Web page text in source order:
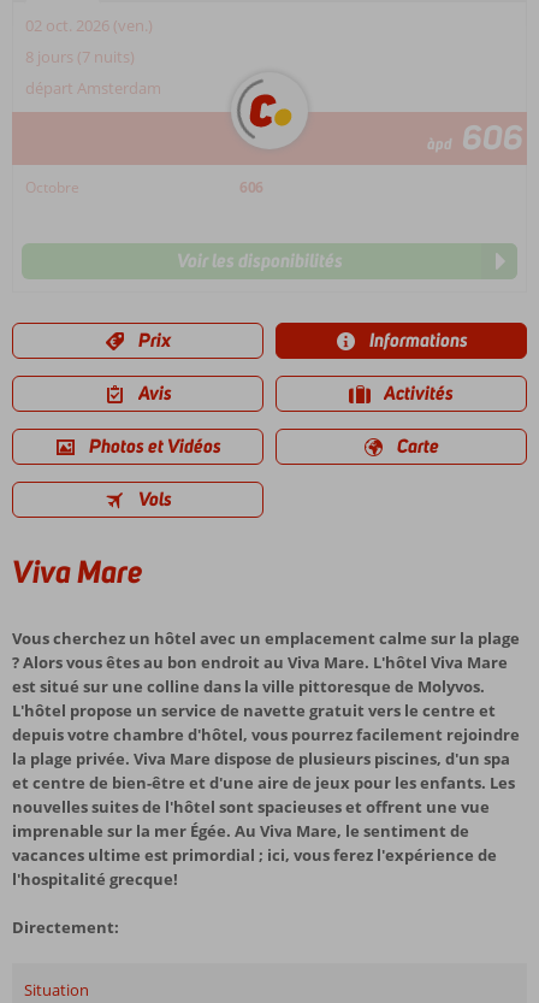
02 oct. 2026 (ven.)
8 jours (7 nuits)
départ Amsterdam
àpd 606
Octobre 606
Voir les disponibilités
Prix Informations
Avis Activités
Photos et Vidéos Carte
Vols
Viva Mare
Vous cherchez un hôtel avec un emplacement calme sur la plage
? Alors vous êtes au bon endroit au Viva Mare. L'hôtel Viva Mare
est situé sur une colline dans la ville pittoresque de Molyvos.
L'hôtel propose un service de navette gratuit vers le centre et
depuis votre chambre d'hôtel, vous pourrez facilement rejoindre
la plage privée. Viva Mare dispose de plusieurs piscines, d'un spa
et centre de bien-être et d'une aire de jeux pour les enfants. Les
nouvelles suites de l'hôtel sont spacieuses et offrent une vue
imprenable sur la mer Égée. Au Viva Mare, le sentiment de
vacances ultime est primordial ; ici, vous ferez l'expérience de
l'hospitalité grecque!
Directement:
Situation